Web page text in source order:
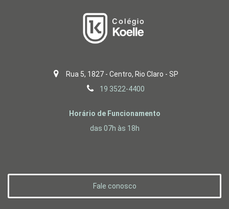
Rua 5, 1827 - Centro, Rio Claro - SP
19 3522-4400
Horário de Funcionamento
das 07h às 18h
Fale conosco